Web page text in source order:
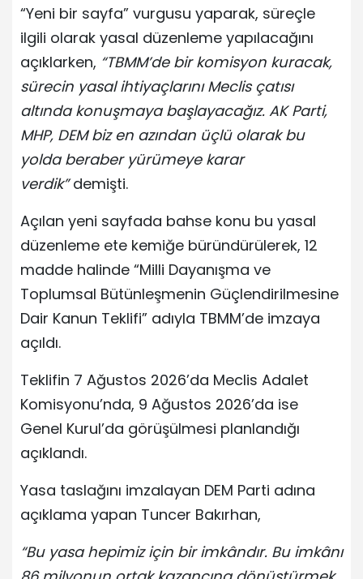
“Yeni bir sayfa” vurgusu yaparak, süreçle
ilgili olarak yasal düzenleme yapılacağını
açıklarken, “TBMM’de bir komisyon kuracak,
sürecin yasal ihtiyaçlarını Meclis çatısı
altında konuşmaya başlayacağız. AK Parti,
MHP, DEM biz en azından üçlü olarak bu
yolda beraber yürümeye karar
verdik”demişti.
Açılan yeni sayfada bahse konu bu yasal
düzenleme ete kemiğe büründürülerek, 12
madde halinde “Milli Dayanışma ve
Toplumsal Bütünleşmenin Güçlendirilmesine
Dair Kanun Teklifi” adıyla TBMM’de imzaya
açıldı.
Teklifin 7 Ağustos 2026’da Meclis Adalet
Komisyonu’nda, 9 Ağustos 2026’da ise
Genel Kurul’da görüşülmesi planlandığı
açıklandı.
Yasa taslağını imzalayan DEM Parti adına
açıklama yapan Tuncer Bakırhan,
“Bu yasa hepimiz için bir imkândır. Bu imkânı